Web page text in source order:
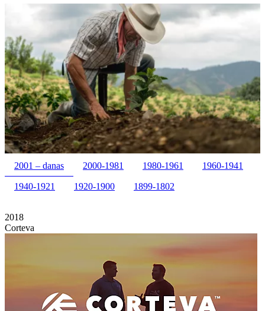
2001 – danas 2000-1981 1980-1961 1960-1941
1940-1921 1920-1900 1899-1802
2018
Corteva